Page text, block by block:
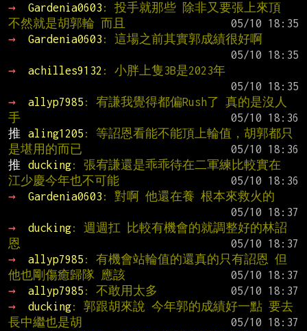
→
Gardenia0603 : 投手就那些 除非又要張上來頂
不然就是胡郭輪 而且
→
Gardenia0603 : 這場之前其實郭成績很好啊
→
achilles9132 : 小胖上隻3B是2023年
→
allyp7985 : 宥謙我覺得都偏Rush了 真的是沒人
手
推
aling1205 : 等詔恩看能不能頂上輪值，胡郭都只
是堪用的而已
推
ducking: 張宥謙還是乖乖待在二軍練比較實在
江少慶今年也不可能
→
Gardenia0603 : 對啊 他還在養 根本來救火的
→
ducking: 週週扛 比較有機會的就調整好的林詔
恩
→
allyp7985 : 有機會站輪值的還真的只有詔恩 但
他也剛傷癒歸隊 應該
→
allyp7985 : 不敢用太多
→
ducking: 郭跟胡來說 今年郭的成績好一點 要去
長中繼也是胡